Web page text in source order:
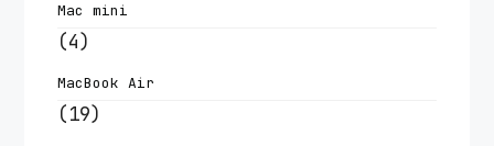
Mac mini
(4)
MacBook Air
(19)